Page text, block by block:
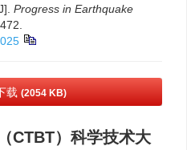
Progress in Earthquake
载 (2054 KB)
CTBT）科学技术大